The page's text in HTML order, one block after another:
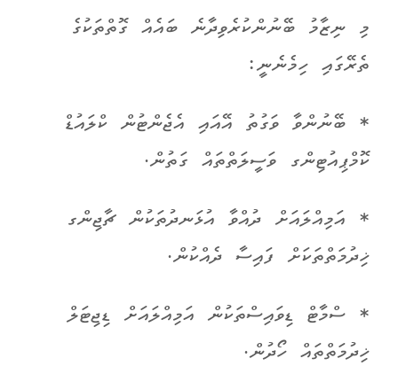
މި ނިޒާމު ބޭނުންކުރެވިދާނެ ބައެއް ގޮތްތަކުގެ
ތެރޭގައި ހިމެނެނީ:
* ބޭނުންވާ ވަގުތު އޭއައި އެޖެންޓުން ކްލައުޑް
ކޮމްޕިއުޓިންގ ވަސީލަތްތައް ގަތުން.
* އަމިއްލައަށް ދުއްވާ އުޅަނދުތަކުން ޗާޖިންގ
ޚިދުމަތްތަކަށް ފައިސާ ދެއްކުން.
* ސްމާޓް ޑިވައިސްތަކުން އަމިއްލައަށް ޑިޖިޓަލް
ޚިދުމަތްތައް ހޯދުން.